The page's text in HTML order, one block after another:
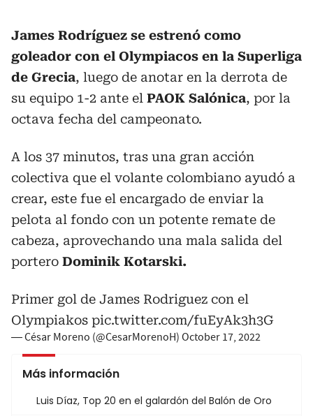
James Rodríguez se estrenó como
goleador con el Olympiacos en la Superliga
de Grecia, luego de anotar en la derrota de
su equipo 1-2 ante el PAOK Salónica, por la
octava fecha del campeonato.
A los 37 minutos, tras una gran acción
colectiva que el volante colombiano ayudó a
crear, este fue el encargado de enviar la
pelota al fondo con un potente remate de
cabeza, aprovechando una mala salida del
portero Dominik Kotarski.
Primer gol de James Rodriguez con el
Olympiakos pic.twitter.com/fuEyAk3h3G
— César Moreno (@CesarMorenoH) October 17, 2022
Más información
Luis Díaz, Top 20 en el galardón del Balón de Oro